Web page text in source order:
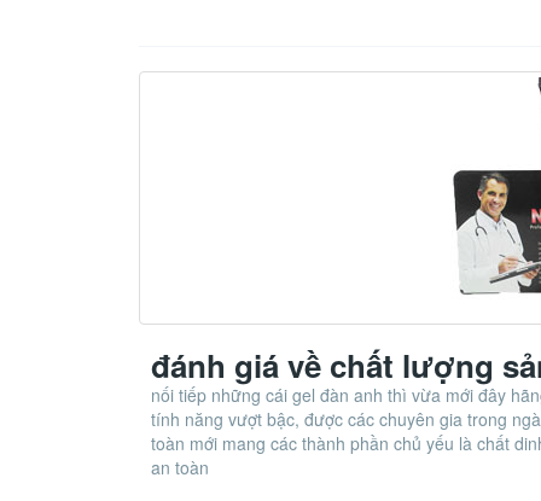
đánh giá về chất lượng
nối tiếp những cái gel đàn anh thì vừa mới đây
tính năng vượt bậc, được các chuyên gia trong
toàn mới mang các thành phần chủ yếu là chất
an toàn